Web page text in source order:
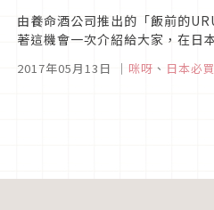
由養命酒公司推出的「飯前的
著這機會一次介紹給大家，在日
2017年05月13日 ｜ 咪呀 、 日本必買